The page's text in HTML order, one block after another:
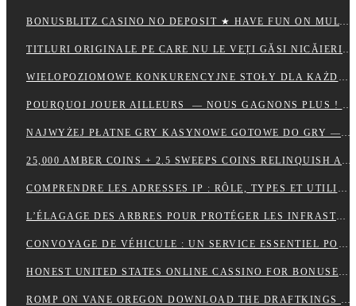
BONUSBLITZ CASINO NO DEPOSIT ★ HAVE FUN ON MULTIPLE PLATFORMS AUTOMATICALLY CANADIAN FEDERATION 💸
TITLURI ORIGINALE PE CARE NU LE VEȚI GĂSI NICĂIERI ALTUNDEVA. ♬ CONSTANȚA 🔮
WIELOPOZIOMOWE KONKURENCYJNE STOŁY DLA KAŻDEGO POZIOMU UMIEJĘTNOŚCI · RZECZPOSPOLITA POLSKA 💵
POURQUOI JOUER AILLEURS — NOUS GAGNONS PLUS ! — RÉPUBLIQUE FRANÇAISE 💵
NAJWYŻEJ PŁATNE GRY KASYNOWE GOTOWE DO GRY — POLSKA REGION CLAIM YOUR REWARD
25,000 AMBER COINS + 2.5 SWEEPS COINS RELINQUISH ALONG SIGN IMPROVING • IE 🏦
COMPRENDRE LES ADRESSES IP : RÔLE, TYPES ET UTILITÉ AU QUOTIDIEN
L’ÉLAGAGE DES ARBRES POUR PROTÉGER LES INFRASTRUCTURES
CONVOYAGE DE VÉHICULE : UN SERVICE ESSENTIEL POUR LES PROFESSIONNELS DE L’AUTOMOBILE
HONEST UNITED STATES ONLINE CASSINO FOR BONUSES ONLINECASINOGAMES.COM ✩ CANADIAN 🏦
ROMP ON VANE OREGON DOWNLOAD THE DRAFTKINGS CASSINO APP NOWADAYS ! NEW ZEALAND 🪙